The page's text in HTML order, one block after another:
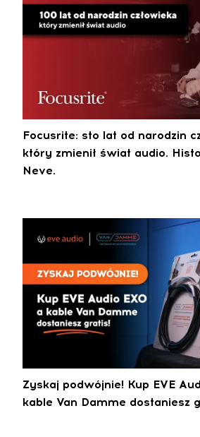
Focusrite: sto lat od narodzin
który zmienił świat audio.
Neve.
Zyskaj podwójnie! Kup EVE
kable Van Damme dostaniesz